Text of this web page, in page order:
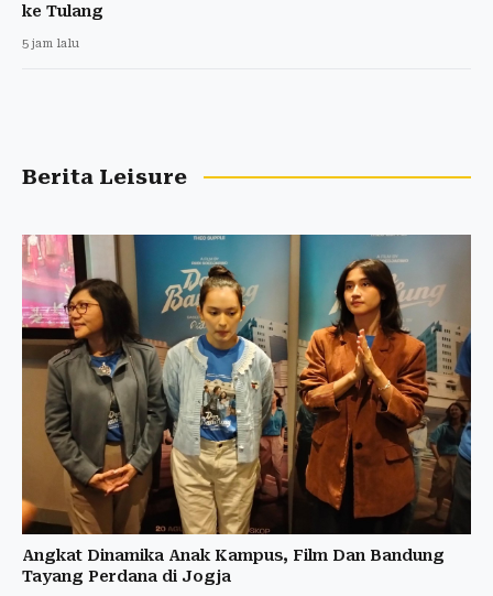
ke Tulang
5 jam lalu
Berita Leisure
Angkat Dinamika Anak Kampus, Film Dan Bandung
Tayang Perdana di Jogja